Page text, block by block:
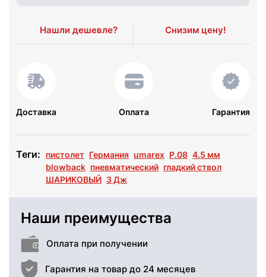
Нашли дешевле? Снизим цену!
Доставка Оплата Гарантия
Теги: пистолет Германия umarex P.08 4.5 мм
blowback пневматический гладкий ствол
ШАРИКОВЫЙ 3 Дж
Наши преимущества
Оплата при получении
Гарантия на товар до 24 месяцев